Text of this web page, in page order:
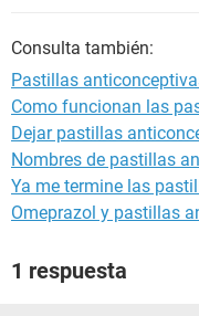
Consulta también:
Pastillas
Como funcionan las
Dejar pastillas
Nombres de pastillas
Ya me termine las
Omeprazol y pastillas
1 respuesta